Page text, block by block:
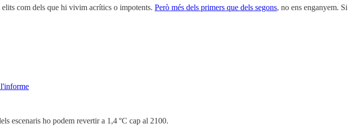
com dels que hi vivim acrítics o impotents. Però més dels primers que dels segons, no ens enganyem. Si
l'informe
escenaris ho podem revertir a 1,4 °C cap al 2100.